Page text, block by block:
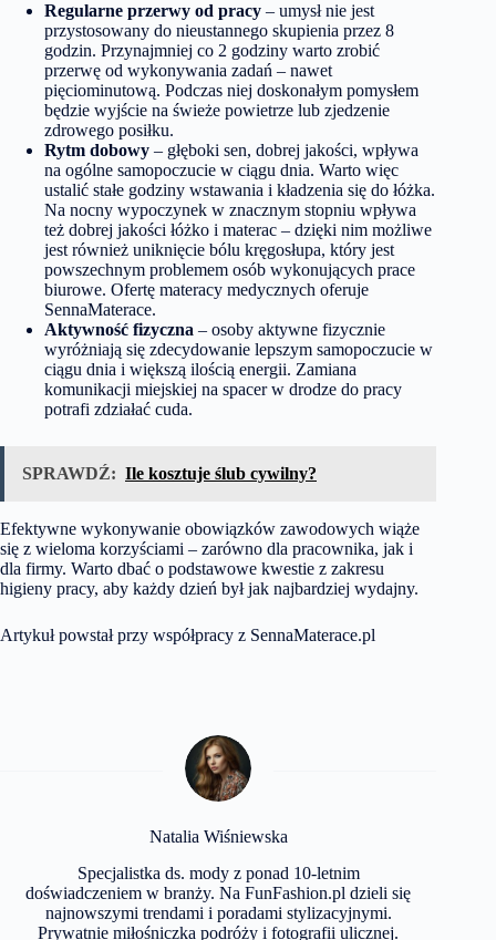
Regularne przerwy od pracy – umysł nie jest
przystosowany do nieustannego skupienia przez 8
godzin. Przynajmniej co 2 godziny warto zrobić
przerwę od wykonywania zadań – nawet
pięciominutową. Podczas niej doskonałym pomysłem
będzie wyjście na świeże powietrze lub zjedzenie
zdrowego posiłku.
Rytm dobowy – głęboki sen, dobrej jakości, wpływa
na ogólne samopoczucie w ciągu dnia. Warto więc
ustalić stałe godziny wstawania i kładzenia się do łóżka.
Na nocny wypoczynek w znacznym stopniu wpływa
też dobrej jakości łóżko i materac – dzięki nim możliwe
jest również uniknięcie bólu kręgosłupa, który jest
powszechnym problemem osób wykonujących prace
biurowe. Ofertę materacy medycznych oferuje
SennaMaterace.
Aktywność fizyczna – osoby aktywne fizycznie
wyróżniają się zdecydowanie lepszym samopoczucie w
ciągu dnia i większą ilością energii. Zamiana
komunikacji miejskiej na spacer w drodze do pracy
potrafi zdziałać cuda.
SPRAWDŹ: Ile kosztuje ślub cywilny?
Efektywne wykonywanie obowiązków zawodowych wiąże
się z wieloma korzyściami – zarówno dla pracownika, jak i
dla firmy. Warto dbać o podstawowe kwestie z zakresu
higieny pracy, aby każdy dzień był jak najbardziej wydajny.
Artykuł powstał przy współpracy z SennaMaterace.pl
Natalia Wiśniewska
Specjalistka ds. mody z ponad 10-letnim
doświadczeniem w branży. Na FunFashion.pl dzieli się
najnowszymi trendami i poradami stylizacyjnymi.
Prywatnie miłośniczka podróży i fotografii ulicznej.